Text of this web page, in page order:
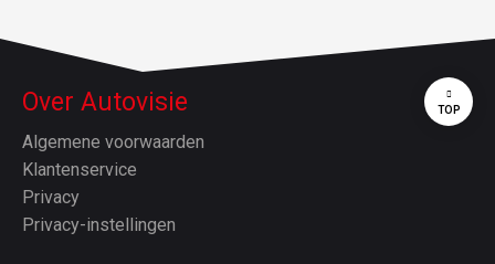
TOP
Over Autovisie
Algemene voorwaarden
Klantenservice
Privacy
Privacy-instellingen